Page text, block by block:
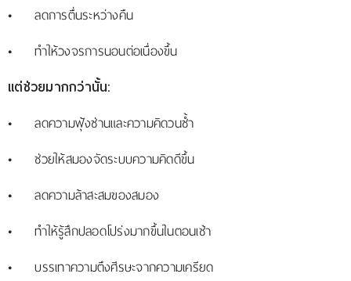
• ลดการตื่นระหว่างคืน
• ทำให้วงจรการนอนต่อเนื่องขึ้น
แต่ช่วยมากกว่านั้น:
• ลดความฟุ้งซ่านและความคิดวนซ้ำ
• ช่วยให้สมองจัดระบบความคิดดีขึ้น
• ลดความล้าสะสมของสมอง
• ทำให้รู้สึกปลอดโปร่งมากขึ้นในตอนเช้า
• บรรเทาความตึงศีรษะจากความเครียด